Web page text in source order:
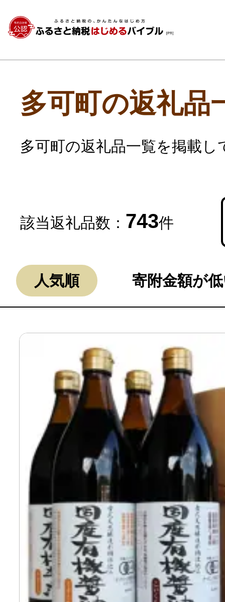
よく見られている返礼品
ふるさと納税徹底比較
寄付上限額シミュレーション
給与所得者版
副業・パラレルワーカー
個人事業主・フリーラン
多可町の返礼品
多可町の返礼品一覧を掲載し
該当返礼品数： 743件
人気順 寄附金額が